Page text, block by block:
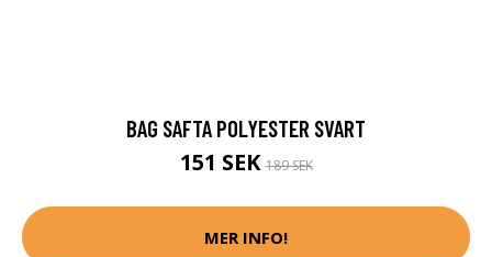
BAG SAFTA POLYESTER SVART
151 SEK189 SEK
MER INFO!